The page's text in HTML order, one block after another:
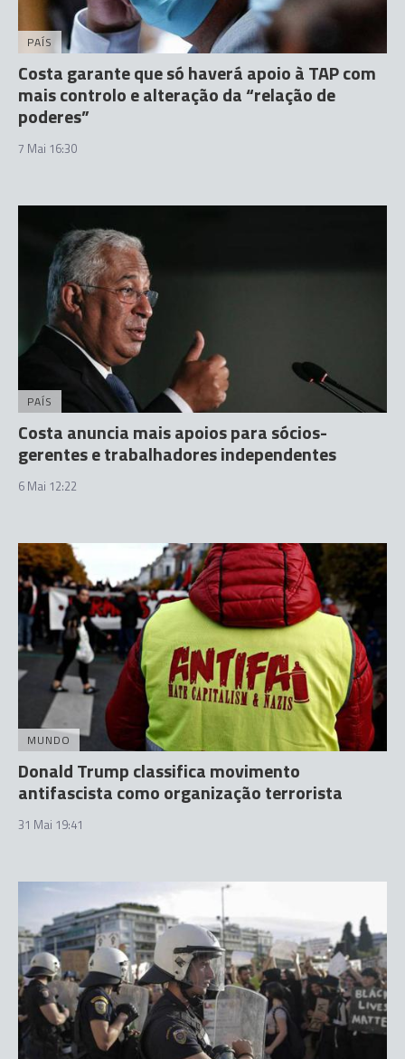
PAÍS
Costa garante que só haverá apoio à TAP com
mais controlo e alteração da “relação de
poderes”
7 Mai 16:30
PAÍS
Costa anuncia mais apoios para sócios-
gerentes e trabalhadores independentes
6 Mai 12:22
MUNDO
Donald Trump classifica movimento
antifascista como organização terrorista
31 Mai 19:41